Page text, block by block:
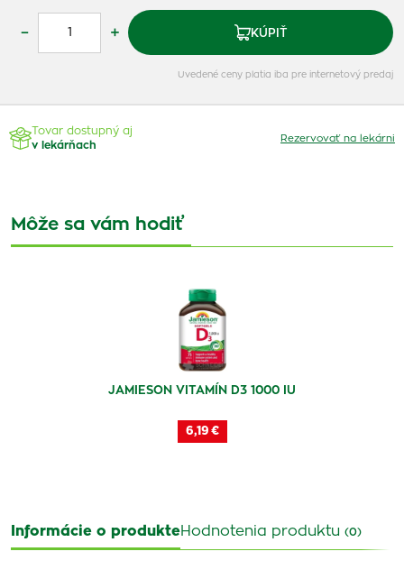
– + KÚPIŤ
Uvedené ceny platia iba pre internetový predaj
Tovar dostupný aj
v lekárňach
Rezervovať na lekárni
Môže sa vám hodiť
JAMIESON VITAMÍN D3 1000 IU
6,19 €
Informácie o produkteHodnotenia produktu (0)